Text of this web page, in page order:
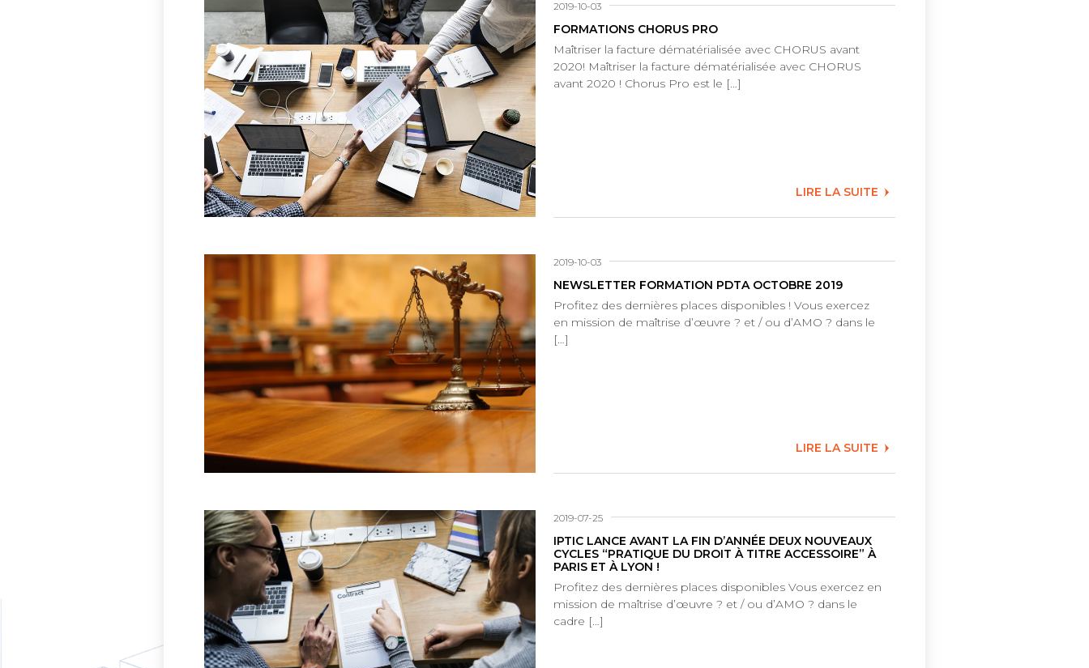
2019-10-03
FORMATIONS CHORUS PRO
Maîtriser la facture dématérialisée avec CHORUS avant
2020! Maîtriser la facture dématérialisée avec CHORUS
avant 2020 ! Chorus Pro est le […]
LIRE LA SUITE
2019-10-03
NEWSLETTER FORMATION PDTA OCTOBRE 2019
Profitez des dernières places disponibles ! Vous exercez
en mission de maîtrise d’œuvre ? et / ou d’AMO ? dans le
[…]
LIRE LA SUITE
2019-07-25
IPTIC LANCE AVANT LA FIN D’ANNÉE DEUX NOUVEAUX
CYCLES “PRATIQUE DU DROIT À TITRE ACCESSOIRE” À
PARIS ET À LYON !
Profitez des dernières places disponibles Vous exercez en
mission de maîtrise d’œuvre ? et / ou d’AMO ? dans le
cadre […]